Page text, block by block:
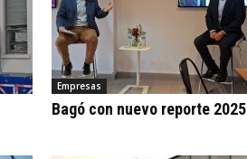
Empresas
Bagó con nuevo reporte 2025